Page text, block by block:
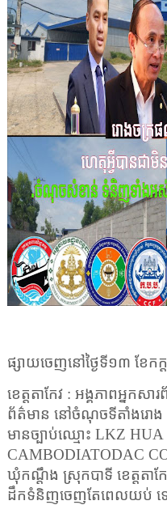
ផ្សាយចេញនៅថ្ងៃទី១៣ ខែកក្
ខេត្តតាកែវ : អង្គភាពអ្នកស
ព័ត៌មាន នៅចំណុចទីតាំងរោង
មានច្បាប់ឈ្មោះ LKZ HUA
CAMBODIATODAC
ឃុំកណ្តឹង ស្រុកបាទី ខេត្តតាក
ដឹកទំនិញចេញតែពេលយប់ ទៅ